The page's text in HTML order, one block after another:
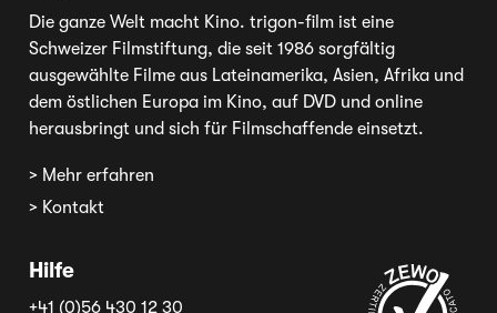
Die ganze Welt macht Kino. trigon-film ist eine
Schweizer Filmstiftung, die seit 1986 sorgfältig
ausgewählte Filme aus Lateinamerika, Asien, Afrika und
dem östlichen Europa im Kino, auf DVD und online
herausbringt und sich für Filmschaffende einsetzt.
> Mehr erfahren
> Kontakt
Hilfe
+41 (0)56 430 12 30